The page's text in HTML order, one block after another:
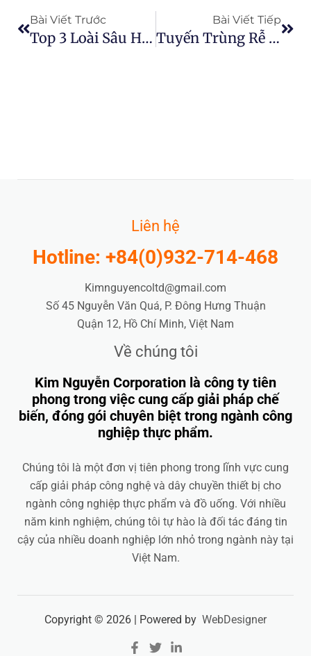
Bài Viết Trước
Top 3 Loài Sâu Hại Mía Có Tầm Quan Trọng Kinh Tế
Bài Viết Tiếp
Tuyến Trùng Rễ Mập Đe Dọa Sản Xuất Củ Cải Đường
Liên hệ
Hotline: +84(0)932-714-468
Kimnguyencoltd@gmail.com
Số 45 Nguyễn Văn Quá, P. Đông Hưng Thuận
Quận 12, Hồ Chí Minh, Việt Nam
Về chúng tôi
Kim Nguyễn Corporation là công ty tiên
phong trong việc cung cấp giải pháp chế
biến, đóng gói chuyên biệt trong ngành công
nghiệp thực phẩm.
Chúng tôi là một đơn vị tiên phong trong lĩnh vực cung
cấp giải pháp công nghệ và dây chuyền thiết bị cho
ngành công nghiệp thực phẩm và đồ uống. Với nhiều
năm kinh nghiệm, chúng tôi tự hào là đối tác đáng tin
cậy của nhiều doanh nghiệp lớn nhỏ trong ngành này tại
Việt Nam.
Copyright © 2026 | Powered by WebDesigner